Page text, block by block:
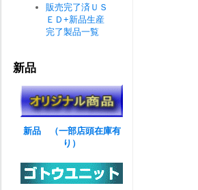
販売完了済ＵＳ
ＥＤ+新品生産
完了製品一覧
新品
新品 （一部店頭在庫有
り）